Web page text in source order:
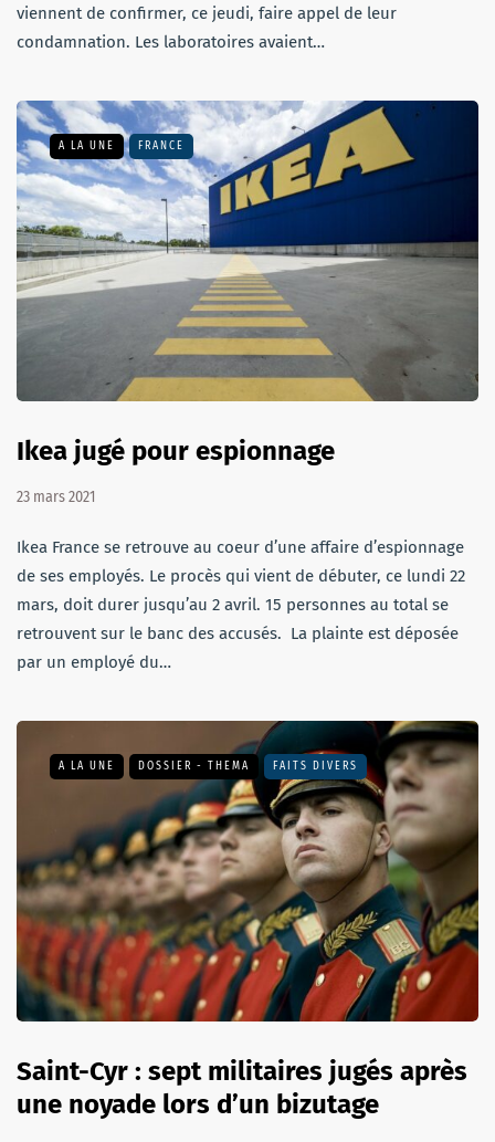
viennent de confirmer, ce jeudi, faire appel de leur
condamnation. Les laboratoires avaient…
A LA UNE FRANCE
Ikea jugé pour espionnage
23 mars 2021
Ikea France se retrouve au coeur d’une affaire d’espionnage
de ses employés. Le procès qui vient de débuter, ce lundi 22
mars, doit durer jusqu’au 2 avril. 15 personnes au total se
retrouvent sur le banc des accusés. La plainte est déposée
par un employé du…
A LA UNE DOSSIER - THEMA FAITS DIVERS
Saint-Cyr : sept militaires jugés après
une noyade lors d’un bizutage